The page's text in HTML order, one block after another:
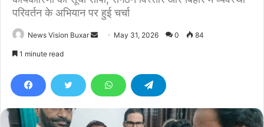
परिवर्तन के अभियान पर हुई चर्चा
News Vision Buxar
d
e
May 31, 2026 0 84
1 minute read